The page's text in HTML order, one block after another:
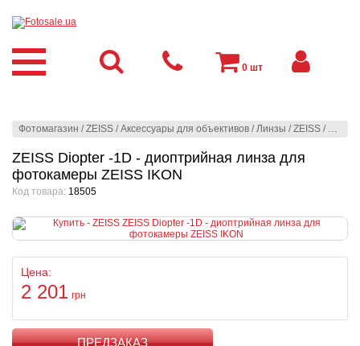
Фотомагазин /ZEISS /Аксессуары для объективов /Линзы /ZEISS / ZEISS
ZEISS Diopter -1D - диоптрийная линза для
фотокамеры ZEISS IKON
Код товара: 18505
Цена:
2 201 грн
0 шт